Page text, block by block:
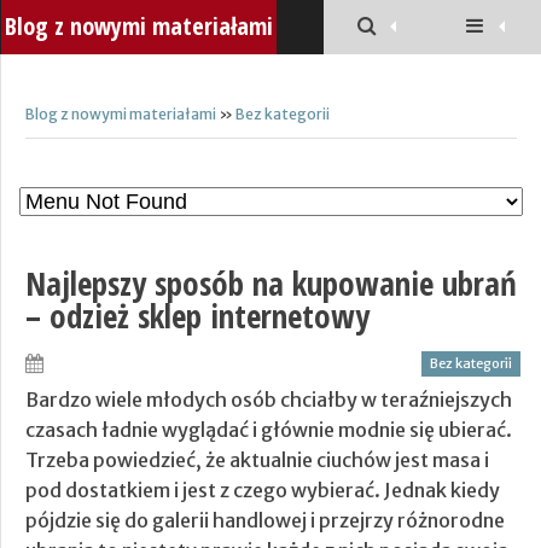
Blog z nowymi materiałami
Blog z nowymi materiałami » Bez kategorii
Najlepszy sposób na kupowanie ubrań
– odzież sklep internetowy
Bez kategorii
Bardzo wiele młodych osób chciałby w teraźniejszych
czasach ładnie wyglądać i głównie modnie się ubierać.
Trzeba powiedzieć, że aktualnie ciuchów jest masa i
pod dostatkiem i jest z czego wybierać. Jednak kiedy
pójdzie się do galerii handlowej i przejrzy różnorodne